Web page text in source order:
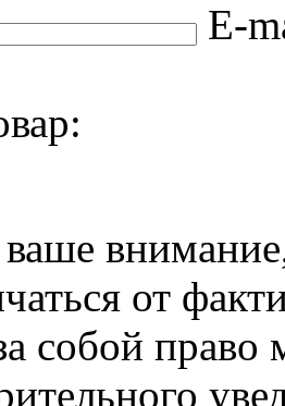
E-
от
собой право